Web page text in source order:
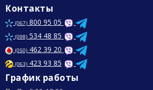
Контакты
(067) 800 95 05
(098) 534 48 85
(050) 462 39 20
(063) 423 93 85
График работы